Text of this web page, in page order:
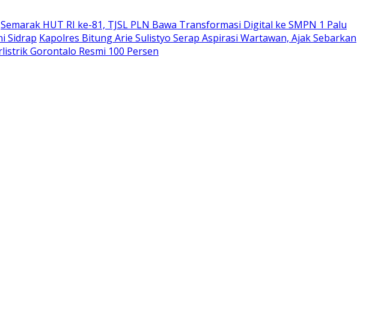
Semarak HUT RI ke-81, TJSL PLN Bawa Transformasi Digital ke SMPN 1 Palu
Sidrap Kapolres Bitung Arie Sulistyo Serap Aspirasi Wartawan, Ajak Sebarkan
Gorontalo Resmi 100 Persen